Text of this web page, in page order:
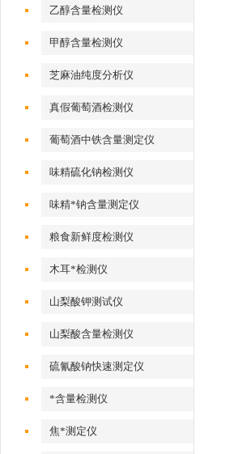
乙醇含量检测仪
甲醇含量检测仪
芝麻油纯度分析仪
真假葡萄酒检测仪
葡萄酒中铁含量测定仪
味精硫化钠检测仪
味精*钠含量测定仪
粮食新鲜度检测仪
木耳*检测仪
山梨酸钾测试仪
山梨酸含量检测仪
硫氰酸钠快速测定仪
*含量检测仪
焦*测定仪